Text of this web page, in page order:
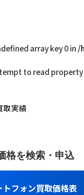
array key 0 in /
to read
取実績
格を検索・申込
トフォン買取価格表